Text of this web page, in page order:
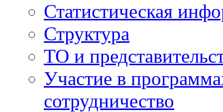
Статистическая
Структура
ТО и
Участие в
сотрудничество